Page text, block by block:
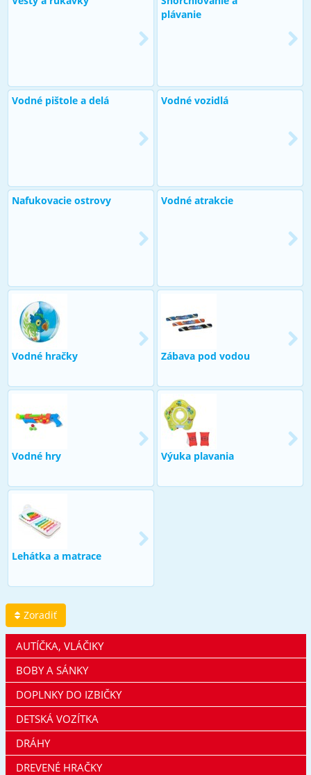
plávanie
Vodné pištole a delá Vodné vozidlá
Nafukovacie ostrovy Vodné atrakcie
Vodné hračky Zábava pod vodou
Vodné hry Výuka plavania
Lehátka a matrace
Zoradiť
AUTÍČKA, VLÁČIKY
BOBY A SÁNKY
DOPLNKY DO IZBIČKY
DETSKÁ VOZÍTKA
DRÁHY
DREVENÉ HRAČKY